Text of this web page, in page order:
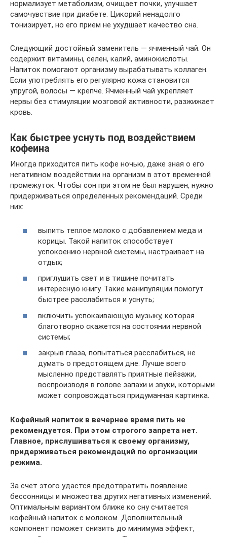
нормализует метаболизм, очищает почки, улучшает
самочувствие при диабете. Цикорий ненадолго
тонизирует, но его прием не ухудшает качество сна.
Следующий достойный заменитель — ячменный чай. Он
содержит витамины, селен, калий, аминокислоты.
Напиток помогают организму вырабатывать коллаген.
Если употреблять его регулярно кожа становится
упругой, волосы — крепче. Ячменный чай укрепляет
нервы без стимуляции мозговой активности, разжижает
кровь.
Как быстрее уснуть под воздействием
кофеина
Иногда приходится пить кофе ночью, даже зная о его
негативном воздействии на организм в этот временной
промежуток. Чтобы сон при этом не был нарушен, нужно
придерживаться определенных рекомендаций. Среди
них:
выпить теплое молоко с добавлением меда и
корицы. Такой напиток способствует
успокоению нервной системы, настраивает на
отдых;
приглушить свет и в тишине почитать
интересную книгу. Такие манипуляции помогут
быстрее расслабиться и уснуть;
включить успокаивающую музыку, которая
благотворно скажется на состоянии нервной
системы;
закрыв глаза, попытаться расслабиться, не
думать о предстоящем дне. Лучше всего
мысленно представлять приятные пейзажи,
воспроизводя в голове запахи и звуки, которыми
может сопровождаться придуманная картинка.
Кофейный напиток в вечернее время пить не
рекомендуется. При этом строгого запрета нет.
Главное, прислушиваться к своему организму,
придерживаться рекомендаций по организации
режима.
За счет этого удастся предотвратить появление
бессонницы и множества других негативных изменений.
Оптимальным вариантом ближе ко сну считается
кофейный напиток с молоком. Дополнительный
компонент поможет снизить до минимума эффект,